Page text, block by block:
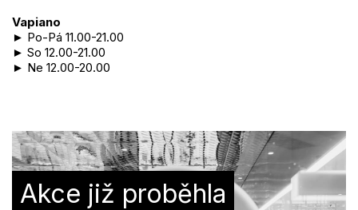
Vapiano
► Po-Pá 11.00-21.00
► So 12.00-21.00
► Ne 12.00-20.00
Akce již proběhla